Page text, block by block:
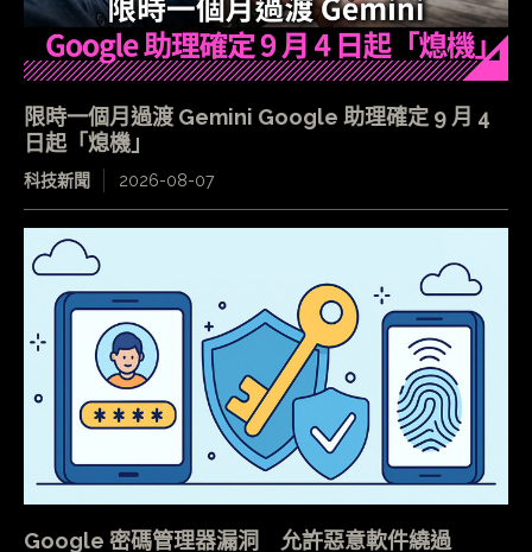
限時一個月過渡 Gemini Google 助理確定 9 月 4
日起「熄機」
科技新聞 2026-08-07
Google 密碼管理器漏洞 允許惡意軟件繞過